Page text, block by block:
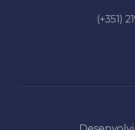
(+351)